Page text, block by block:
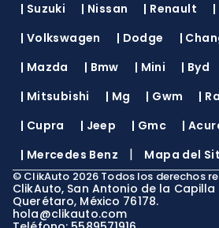
| Suzuki | Nissan | Renault |
| Volkswagen | Dodge |
| Mazda | Bmw | Mini | Byd
| Mitsubishi | Mg | Gwm |
| Cupra | Jeep | Gmc |
| Mercedes Benz | Mapa del
© ClikAuto 2026 Todos los derechos
ClikAuto, San Antonio de la
Querétaro, México 76178.
hola@clikauto.com